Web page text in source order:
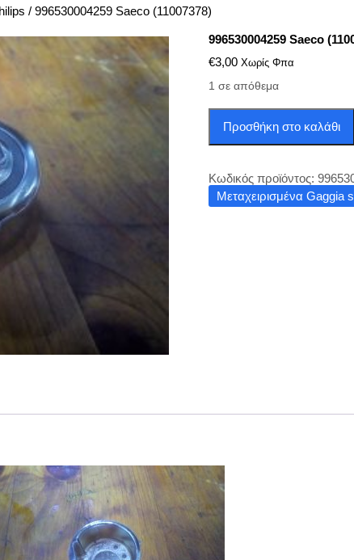
/ 996530004259 Saeco (11007378)
996530004259 Saeco
€3,00 Χωρίς Φπα
1 σε απόθεμα
Saeco
Προσθήκη στο καλάθι
Κωδικός προϊόντος:
Μεταχειρισμένα Gaggia